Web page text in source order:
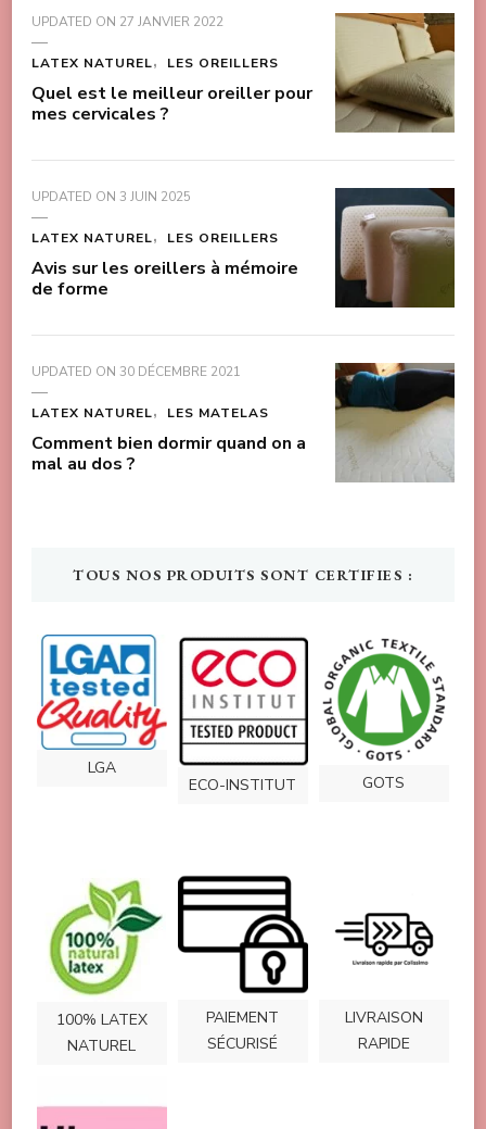
UPDATED ON 27 JANVIER 2022
LATEX NATUREL LES OREILLERS
Quel est le meilleur oreiller pour
mes cervicales ?
UPDATED ON 3 JUIN 2025
LATEX NATUREL LES OREILLERS
Avis sur les oreillers à mémoire
de forme
UPDATED ON 30 DÉCEMBRE 2021
LATEX NATUREL LES MATELAS
Comment bien dormir quand on a
mal au dos ?
TOUS NOS PRODUITS SONT CERTIFIES :
LGA
ECO-INSTITUT
GOTS
100% LATEX
NATUREL
PAIEMENT
SÉCURISÉ
LIVRAISON
RAPIDE